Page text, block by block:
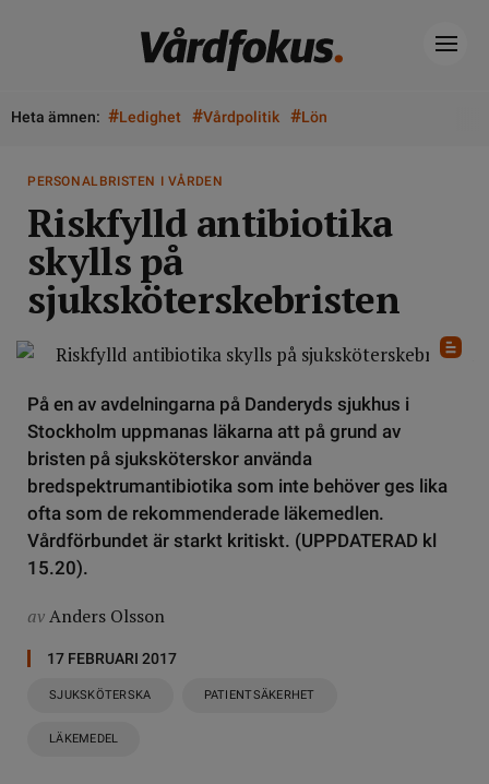
Heta ämnen: #Ledighet #Vårdpolitik #Lön
PERSONALBRISTEN I VÅRDEN
Riskfylld antibiotika
skylls på
sjuksköterskebristen
På en av avdelningarna på Danderyds sjukhus i
Stockholm uppmanas läkarna att på grund av
bristen på sjuksköterskor använda
bredspektrumantibiotika som inte behöver ges lika
ofta som de rekommenderade läkemedlen.
Vårdförbundet är starkt kritiskt. (UPPDATERAD kl
15.20).
avAnders Olsson
17 FEBRUARI 2017
SJUKSKÖTERSKA PATIENTSÄKERHET
LÄKEMEDEL